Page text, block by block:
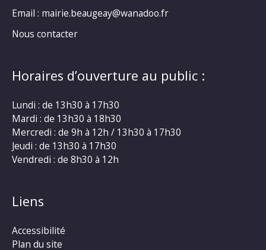
Email : mairie.beaugeay@wanadoo.fr
Nous contacter
Horaires d’ouverture au public :
Lundi : de 13h30 à 17h30
Mardi : de 13h30 à 18h30
Mercredi : de 9h à 12h / 13h30 à 17h30
Jeudi : de 13h30 à 17h30
Vendredi : de 8h30 à 12h
Liens
Accessibilité
Plan du site